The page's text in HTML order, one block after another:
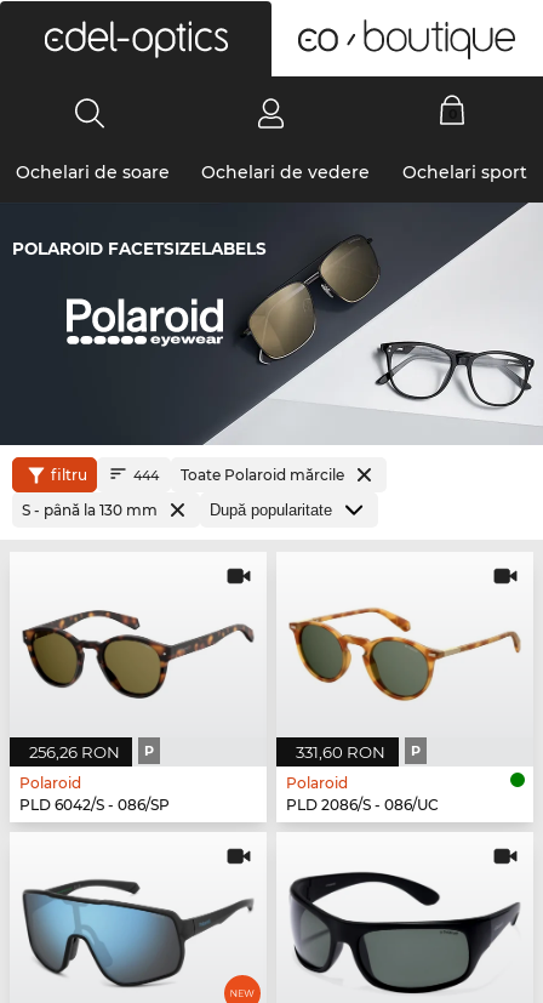
Ochelari de soare Ochelari de vedere Ochelari sport
POLAROID FACETSIZELABELS
filtru 444
Toate Polaroid mărcile
S - până la 130 mm
256,26 RON P
Polaroid
PLD 6042/S - 086/SP
331,60 RON P
Polaroid
PLD 2086/S - 086/UC